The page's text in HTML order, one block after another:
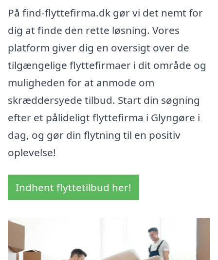
På find-flyttefirma.dk gør vi det nemt for
dig at finde den rette løsning. Vores
platform giver dig en oversigt over de
tilgængelige flyttefirmaer i dit område og
muligheden for at anmode om
skræddersyede tilbud. Start din søgning
efter et pålideligt flyttefirma i Glyngøre i
dag, og gør din flytning til en positiv
oplevelse!
Indhent flyttetilbud her!